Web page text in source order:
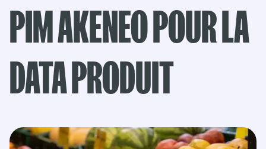
PIM AKENEO POUR LA
DATA PRODUIT